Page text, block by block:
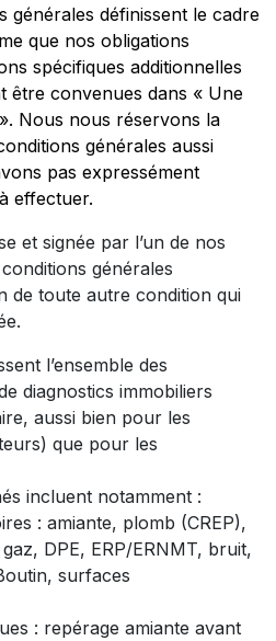
générales définissent le cadre
que nos obligations
spécifiques additionnelles
être convenues dans « Une
Nous nous réservons la
générales aussi
pas expressément
effectuer.
et signée par l’un de nos
générales
de toute autre condition qui
l’ensemble des
diagnostics immobiliers
aussi bien pour les
que pour les
incluent notamment :
: amiante, plomb (CREP),
DPE, ERP/ERNMT, bruit,
surfaces
: repérage amiante avant